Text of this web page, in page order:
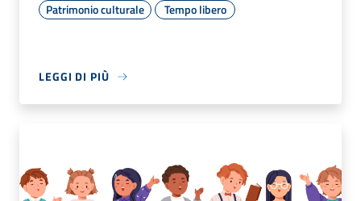
Patrimonio culturale Tempo libero
LEGGI DI PIÙ